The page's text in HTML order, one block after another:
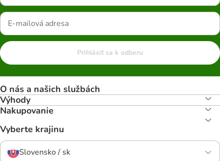
Prihlásiť sa k odberu
O nás a našich službách
Výhody
Nakupovanie
Vyberte krajinu
Slovensko / sk